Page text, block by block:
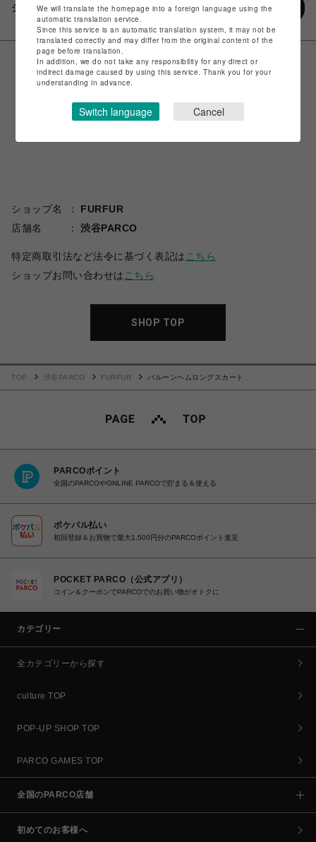
シェアする
ショップ名
FURFUR
店舗名
渋谷PARCO
特定商取引法など法令に基づく表記は こちら
ショップお問い合わせは こちら
SHOP TOP
TOP 渋谷PARCO FURFUR バルーンヘムロングスカート
PARCOポイント
全国のPARCOやONLINE PARCOで貯まる＆使える
ポケパル払い
初回登録＆お買物で最大1,500円分のPARCOポイント進呈
POCKET PARCO（公式アプリ）
コイン＆クーポンでPARCOでのお買い物がオトクに
カテゴリー
全カテゴリーから探す
culture TOP
POP-UP SHOP TOP
PARCO GAMES TOP
全国のPARCO店舗
初めてのお客様へ
We will translate the homepage into a foreign language using the
automatic translation service.
Since this service is an automatic translation system, it may not be
translated correctly and may differ from the original content of the
page before translation.
In addition, we do not take any responsibility for any direct or
indirect damage caused by using this service. Thank you for your
understanding in advance.
Switch language Cancel